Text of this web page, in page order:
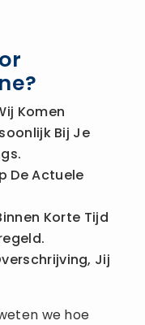
Komen
Bij Je
De Actuele
Korte Tijd
Jij
we hoe